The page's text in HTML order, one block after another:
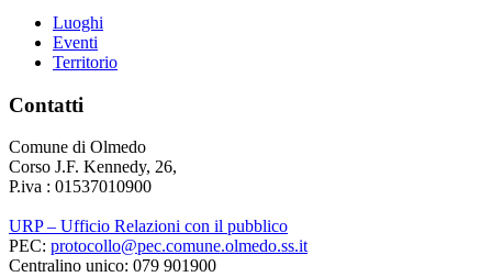
Luoghi
Eventi
Territorio
Contatti
Comune di Olmedo
Corso J.F. Kennedy, 26,
P.iva : 01537010900
URP – Ufficio Relazioni con il pubblico
PEC: protocollo@pec.comune.olmedo.ss.it
Centralino unico: 079 901900